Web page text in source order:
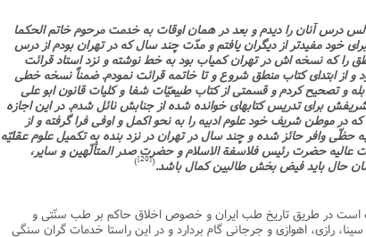
درس آنان را دیدم و بعد در همان اوقات به خدمت مرحوم خاتم الحکما
خود مفیدتر از دیگران یافتم و مدّت چند سال که در تهران بودم از درس
را که نسخه اش در تهران کمیاب بود به خط نوشته و نزد استاد قرائت
و از ابتداى کتاب منطق شروع و تا خاتمه قرائت نمودم. ضمناً نسخه خطى
و تصحیح کردم و قسمتى از کتاب طبیعیّات شفا و کلیات قانون ابو على
شریفش براى تدریس کتابهاى خوانده شده از جنابش نائل شدم. در این اجازه
موطن شریف خود علوم ادبیه را به نحو اکمل و اوفى فرا گرفته و از
حظّى وافر حائز شده و چند سال در تهران در نزد بنده به تکمیل علوم عقلیّه
عالیه حضرت رئیس فلاسفة الاسلام و حضرت صدر المتألّهین و سایر،
حال باید فیض بخش طالبین کمال باشد.(
[20]
)
است در طریق تاریخ طب ایران و خصوص اخلاق حاکم بر طب سنّتى و
رازى، اهوازى و جرجانى گام بردارد و در این راستا خدمات گران سنگى